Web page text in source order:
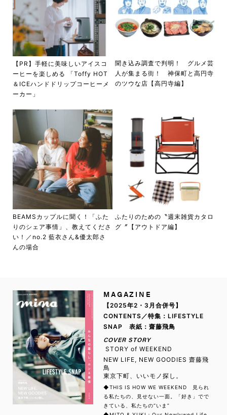
【PR】手軽に美味しいアイスコ
ーヒーを楽しめる 「Toffy HOT
＆ICEハンドドリップコーヒーメ
ーカー」
聞き込み調査で判明！ グルメ芸
人が集まる街！ 神保町と高円寺
のツウな店【高円寺編】
BEAMSカップルに聞く！「ふた
りのシェア事情」、教えてくださ
い！／no.2 藍衣さん&優太郎さ
んの場合
ふたりのための〝週末雑貨カタロ
グ〞【アウトドア編】
MAGAZINE
【2025年2・3月合併号】
CONTENTS／特集：LIFESTYLE
SNAP 表紙：齋藤飛鳥
COVER STORY
STORY of WEEKEND
NEW LIFE, NEW GOODIES 齋藤飛
鳥
東京下町、いいモノ探し。
◆THIS IS HOW WE WEEKEND 見られ
る私たちの、見せない一面。「好き」でで
きている、私たちの“いま”